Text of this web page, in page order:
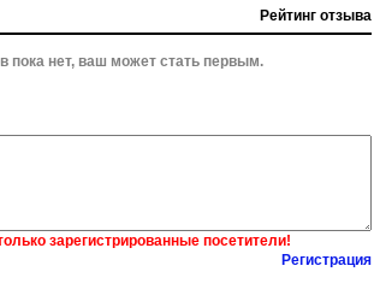
Рейтинг отзыва
пока нет, ваш может стать первым.
зарегистрированные посетители!
Регистрация